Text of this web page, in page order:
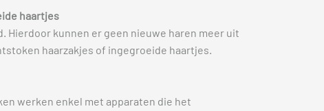
haartjes
kunnen er geen nieuwe haren meer uit
haarzakjes of ingegroeide haartjes.
werken enkel met apparaten die het